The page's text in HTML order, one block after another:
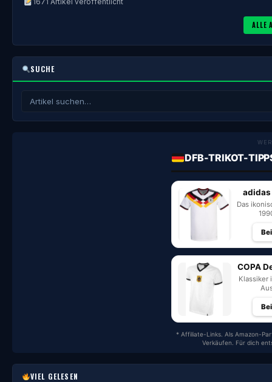
ALLE
SUCHE
DFB-TRIKOT-
adidas
Das
COPA
Klassiker
* Affiliate-Links. Als Amazon-
Verkäufen. Für dich
VIEL GELESEN